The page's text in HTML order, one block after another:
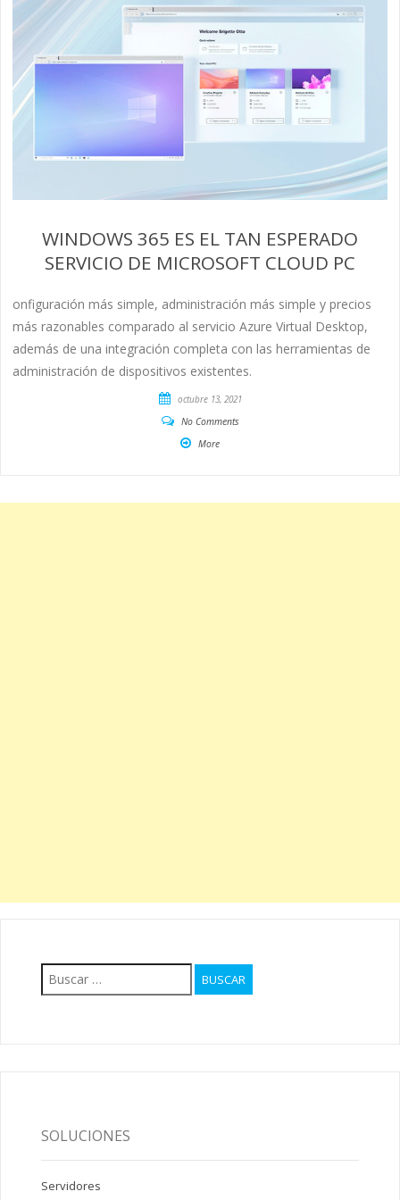
WINDOWS 365 ES EL TAN ESPERADO
SERVICIO DE MICROSOFT CLOUD PC
onfiguración más simple, administración más simple y precios
más razonables comparado al servicio Azure Virtual Desktop,
además de una integración completa con las herramientas de
administración de dispositivos existentes.
octubre 13, 2021
No Comments
More
Buscar:
SOLUCIONES
Servidores